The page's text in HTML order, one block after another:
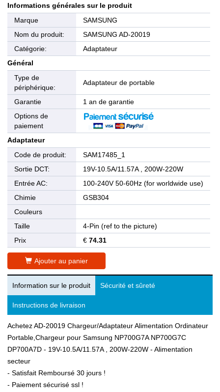
Informations générales sur le produit
Marque
SAMSUNG
Nom du produit:
SAMSUNG AD-20019
Catégorie:
Adaptateur
Général
Type de
périphérique:
Adaptateur de portable
Garantie
1 an de garantie
Options de
paiement
Adaptateur
Code de produit:
SAM17485_1
Sortie DCT:
19V-10.5A/11.57A , 200W-220W
Entrée AC:
100-240V 50-60Hz (for worldwide use)
Chimie
GSB304
Couleurs
Taille
4-Pin (ref to the picture)
Prix
€ 74.31
Ajouter au panier
Information sur le produit Sécurité et sûreté
Instructions de livraison
Achetez AD-20019 Chargeur/Adaptateur Alimentation Ordinateur
Portable,Chargeur pour Samsung NP700G7A NP700G7C
DP700A7D - 19V-10.5A/11.57A , 200W-220W - Alimentation
secteur
- Satisfait Remboursé 30 jours !
- Paiement sécurisé ssl !